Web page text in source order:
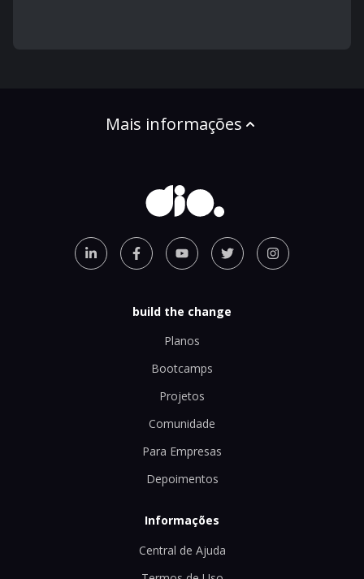
Mais informações
build the change
Planos
Bootcamps
Projetos
Comunidade
Para Empresas
Depoimentos
Informações
Central de Ajuda